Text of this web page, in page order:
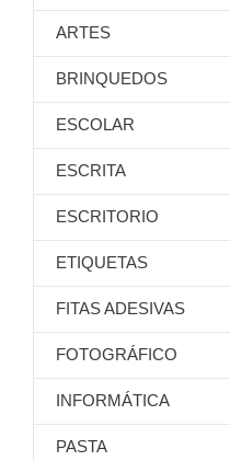
ARTES
BRINQUEDOS
ESCOLAR
ESCRITA
ESCRITORIO
ETIQUETAS
FITAS ADESIVAS
FOTOGRÁFICO
INFORMÁTICA
PASTA